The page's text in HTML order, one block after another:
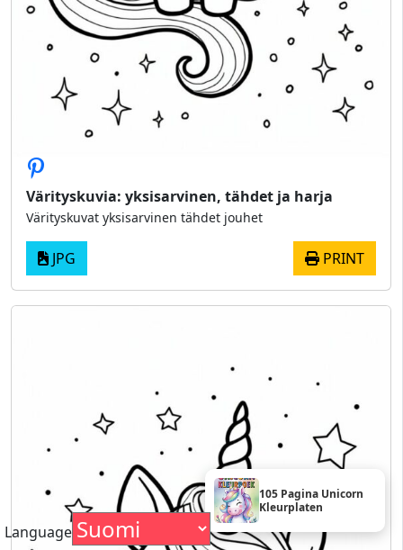
105 Pagina Unicorn
Kleurplaten
Värityskuvia: yksisarvinen, tähdet ja harja
Värityskuvat yksisarvinen tähdet jouhet
JPG PRINT
Language